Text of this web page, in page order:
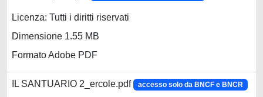
Licenza: Tutti i diritti riservati
Dimensione 1.55 MB
Formato Adobe PDF
IL SANTUARIO 2_ercole.pdf accesso solo da BNCF e BNCR